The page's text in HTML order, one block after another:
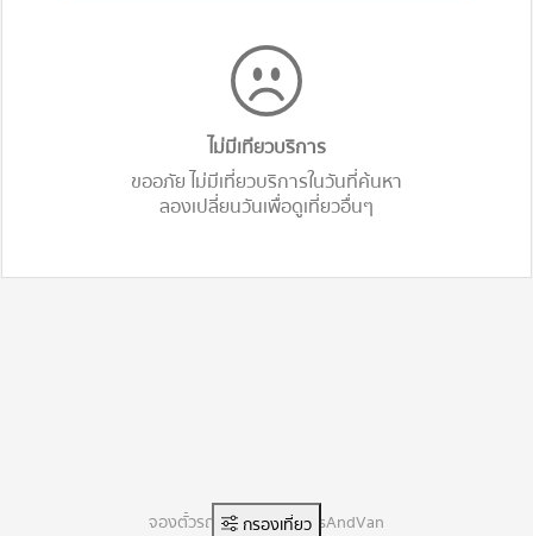
ไม่มีเทียวบริการ
ขออภัย ไม่มีเที่ยวบริการในวันที่ค้นหา
ลองเปลี่ยนวันเพื่อดูเที่ยวอื่นๆ
กรองเที่ยว
จองตั๋วรถทัวร์ออนไลน์ BusAndVan